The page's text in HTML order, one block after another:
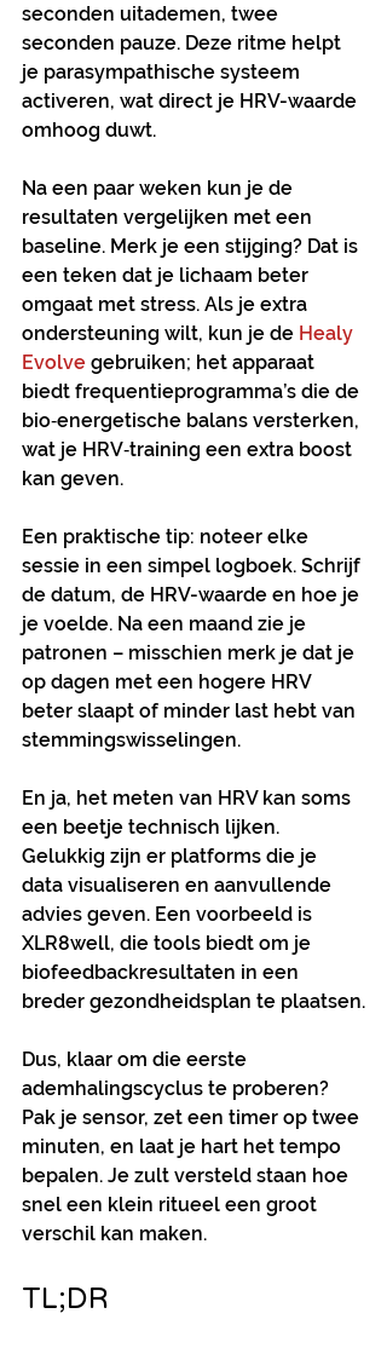
seconden uitademen, twee
seconden pauze. Deze ritme helpt
je parasympathische systeem
activeren, wat direct je HRV-waarde
omhoog duwt.
Na een paar weken kun je de
resultaten vergelijken met een
baseline. Merk je een stijging? Dat is
een teken dat je lichaam beter
omgaat met stress. Als je extra
ondersteuning wilt, kun je de Healy
Evolve gebruiken; het apparaat
biedt frequentieprogramma’s die de
bio‑energetische balans versterken,
wat je HRV‑training een extra boost
kan geven.
Een praktische tip: noteer elke
sessie in een simpel logboek. Schrijf
de datum, de HRV-waarde en hoe je
je voelde. Na een maand zie je
patronen – misschien merk je dat je
op dagen met een hogere HRV
beter slaapt of minder last hebt van
stemmingswisselingen.
En ja, het meten van HRV kan soms
een beetje technisch lijken.
Gelukkig zijn er platforms die je
data visualiseren en aanvullende
advies geven. Een voorbeeld is
XLR8well, die tools biedt om je
biofeedbackresultaten in een
breder gezondheidsplan te plaatsen.
Dus, klaar om die eerste
ademhalingscyclus te proberen?
Pak je sensor, zet een timer op twee
minuten, en laat je hart het tempo
bepalen. Je zult versteld staan hoe
snel een klein ritueel een groot
verschil kan maken.
TL;DR